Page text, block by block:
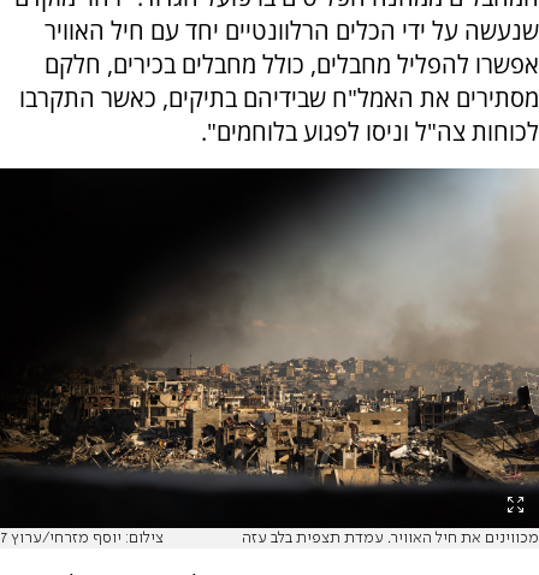
שנעשה על ידי הכלים הרלוונטיים יחד עם חיל האוויר
אפשרו להפליל מחבלים, כולל מחבלים בכירים, חלקם
מסתירים את האמל"ח שבידיהם בתיקים, כאשר התקרבו
לכוחות צה"ל וניסו לפגוע בלוחמים".
מכווינים את חיל האוויר. עמדת תצפית בלב עזה צילום: יוסף מזרחי/ערוץ 7